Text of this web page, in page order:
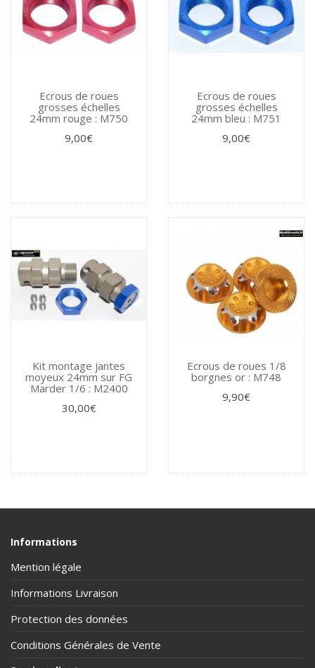
Ecrous de roues
grosses échelles
24mm rouge : M750
9,00€
Ecrous de roues
grosses échelles
24mm bleu : M751
9,00€
Kit montage jantes
moyeux 24mm sur FG
Marder 1/6 : M2400
30,00€
Ecrous de roues 1/8
borgnes or : M748
9,90€
Informations
Mention légale
Informations Livraison
Protection des données
Conditions Générales de Vente